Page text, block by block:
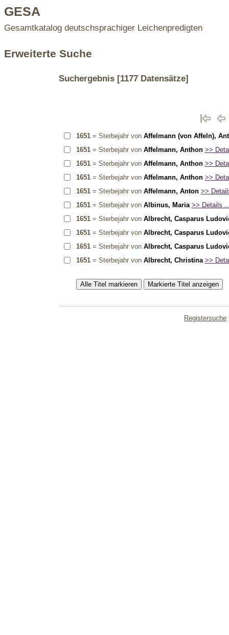
GESA
Gesamtkatalog deutschsprachiger Leichenpredigten
Erweiterte Suche
Suchergebnis[1177 Datensätze]
1651= Sterbejahr von Affelmann (von Affeln),
1651= Sterbejahr von Affelmann, Anthon >>
1651= Sterbejahr von Affelmann, Anthon >>
1651= Sterbejahr von Affelmann, Anthon >>
1651= Sterbejahr von Affelmann, Anton >>
1651= Sterbejahr von Albinus, Maria >> Details
1651= Sterbejahr von Albrecht, Casparus
1651= Sterbejahr von Albrecht, Casparus
1651= Sterbejahr von Albrecht, Casparus
1651= Sterbejahr von Albrecht, Christina >>
Registersuche